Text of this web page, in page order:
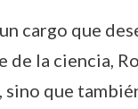
cargo que
la ciencia,
que